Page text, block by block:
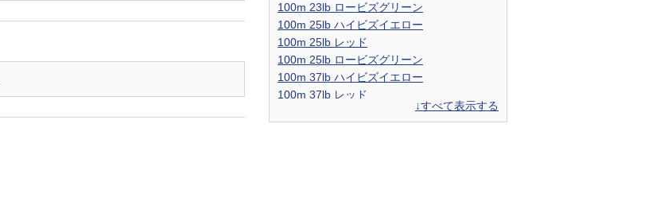
100m 23lb ロービズグリーン
100m 25lb ハイビズイエロー
100m 25lb レッド
100m 25lb ロービズグリーン
100m 37lb ハイビズイエロー
100m 37lb レッド
100m 37lb ロービズグリーン↓すべて表示する